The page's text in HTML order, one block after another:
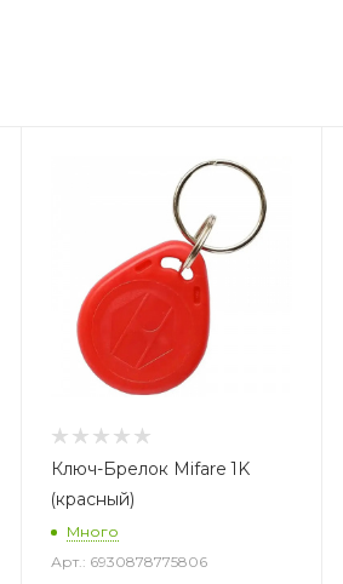
Ключ-Брелок Mifare 1K
(красный)
Много
Арт.: 6930878775806